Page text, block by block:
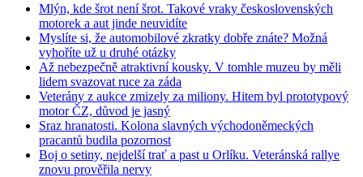
Mlýn, kde šrot není šrot. Takové vraky československých
motorek a aut jinde neuvidíte
Myslíte si, že automobilové zkratky dobře znáte? Možná
vyhoříte už u druhé otázky
Až nebezpečně atraktivní kousky. V tomhle muzeu by měli
lidem svazovat ruce za záda
Veterány z aukce zmizely za miliony. Hitem byl prototypový
motor ČZ, důvod je jasný
Sraz hranatosti. Kolona slavných východoněmeckých
pracantů budila pozornost
Boj o setiny, nejdelší trať a past u Orlíku. Veteránská rallye
znovu prověřila nervy